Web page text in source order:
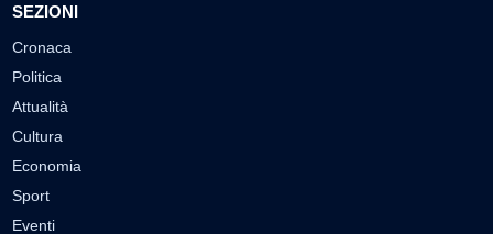
SEZIONI
Cronaca
Politica
Attualità
Cultura
Economia
Sport
Eventi